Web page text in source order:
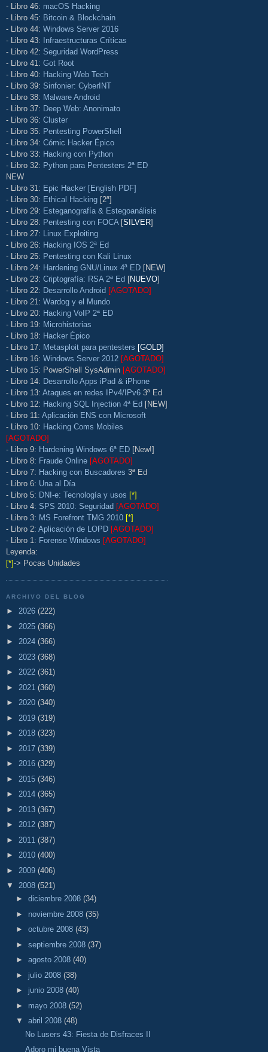
- Libro 46: macOS Hacking
- Libro 45: Bitcoin & Blockchain
- Libro 44: Windows Server 2016
- Libro 43: Infraestructuras Críticas
- Libro 42: Seguridad WordPress
- Libro 41: Got Root
- Libro 40: Hacking Web Tech
- Libro 39: Sinfonier: CyberINT
- Libro 38: Malware Android
- Libro 37: Deep Web: Anonimato
- Libro 36: Cluster
- Libro 35: Pentesting PowerShell
- Libro 34: Cómic Hacker Épico
- Libro 33: Hacking con Python
- Libro 32: Python para Pentesters 2ª ED
NEW
- Libro 31: Epic Hacker [English PDF]
- Libro 30: Ethical Hacking [2ª]
- Libro 29: Esteganografía & Estegoanálisis
- Libro 28: Pentesting con FOCA [SILVER]
- Libro 27: Linux Exploiting
- Libro 26: Hacking IOS 2ª Ed
- Libro 25: Pentesting con Kali Linux
- Libro 24: Hardening GNU/Linux 4ª ED [NEW]
- Libro 23: Criptografía: RSA 2ª Ed [NUEVO]
- Libro 22: Desarrollo Android [AGOTADO]
- Libro 21: Wardog y el Mundo
- Libro 20: Hacking VoIP 2ª ED
- Libro 19: Microhistorias
- Libro 18: Hacker Épico
- Libro 17: Metasploit para pentesters [GOLD]
- Libro 16: Windows Server 2012 [AGOTADO]
- Libro 15: PowerShell SysAdmin [AGOTADO]
- Libro 14: Desarrollo Apps iPad & iPhone
- Libro 13: Ataques en redes IPv4/IPv6 3ª Ed
- Libro 12: Hacking SQL Injection 4ª Ed [NEW]
- Libro 11: Aplicación ENS con Microsoft
- Libro 10: Hacking Coms Mobiles
[AGOTADO]
- Libro 9: Hardening Windows 6ª ED [New!]
- Libro 8: Fraude Online [AGOTADO]
- Libro 7: Hacking con Buscadores 3ª Ed
- Libro 6: Una al Día
- Libro 5: DNI-e: Tecnología y usos [*]
- Libro 4: SPS 2010: Seguridad [AGOTADO]
- Libro 3: MS Forefront TMG 2010 [*]
- Libro 2: Aplicación de LOPD [AGOTADO]
- Libro 1: Forense Windows [AGOTADO]
Leyenda:
[*]-> Pocas Unidades
ARCHIVO DEL BLOG
► 2026 (222)
► 2025 (366)
► 2024 (366)
► 2023 (368)
► 2022 (361)
► 2021 (360)
► 2020 (340)
► 2019 (319)
► 2018 (323)
► 2017 (339)
► 2016 (329)
► 2015 (346)
► 2014 (365)
► 2013 (367)
► 2012 (387)
► 2011 (387)
► 2010 (400)
► 2009 (406)
▼ 2008 (521)
► diciembre 2008 (34)
► noviembre 2008 (35)
► octubre 2008 (43)
► septiembre 2008 (37)
► agosto 2008 (40)
► julio 2008 (38)
► junio 2008 (40)
► mayo 2008 (52)
▼ abril 2008 (48)
No Lusers 43: Fiesta de Disfraces II
Adoro mi buena Vista